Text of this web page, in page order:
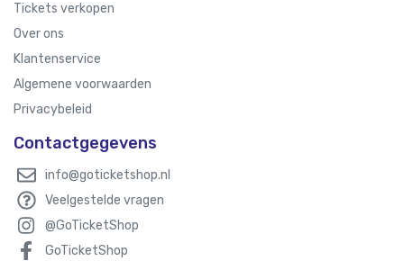
Tickets verkopen
Over ons
Klantenservice
Algemene voorwaarden
Privacybeleid
Contactgegevens
info@goticketshop.nl
Veelgestelde vragen
@GoTicketShop
GoTicketShop